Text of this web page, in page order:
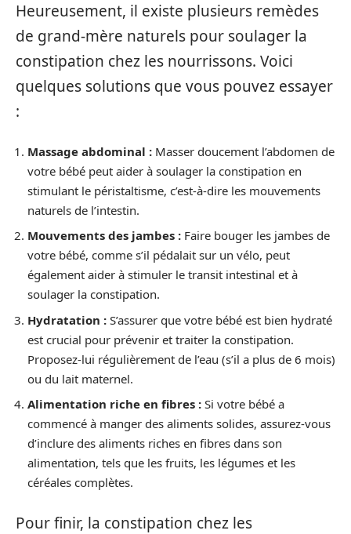
Heureusement, il existe plusieurs remèdes
de grand-mère naturels pour soulager la
constipation chez les nourrissons. Voici
quelques solutions que vous pouvez essayer
:
Massage abdominal : Masser doucement l’abdomen de
votre bébé peut aider à soulager la constipation en
stimulant le péristaltisme, c’est-à-dire les mouvements
naturels de l’intestin.
Mouvements des jambes : Faire bouger les jambes de
votre bébé, comme s’il pédalait sur un vélo, peut
également aider à stimuler le transit intestinal et à
soulager la constipation.
Hydratation : S’assurer que votre bébé est bien hydraté
est crucial pour prévenir et traiter la constipation.
Proposez-lui régulièrement de l’eau (s’il a plus de 6 mois)
ou du lait maternel.
Alimentation riche en fibres : Si votre bébé a
commencé à manger des aliments solides, assurez-vous
d’inclure des aliments riches en fibres dans son
alimentation, tels que les fruits, les légumes et les
céréales complètes.
Pour finir, la constipation chez les